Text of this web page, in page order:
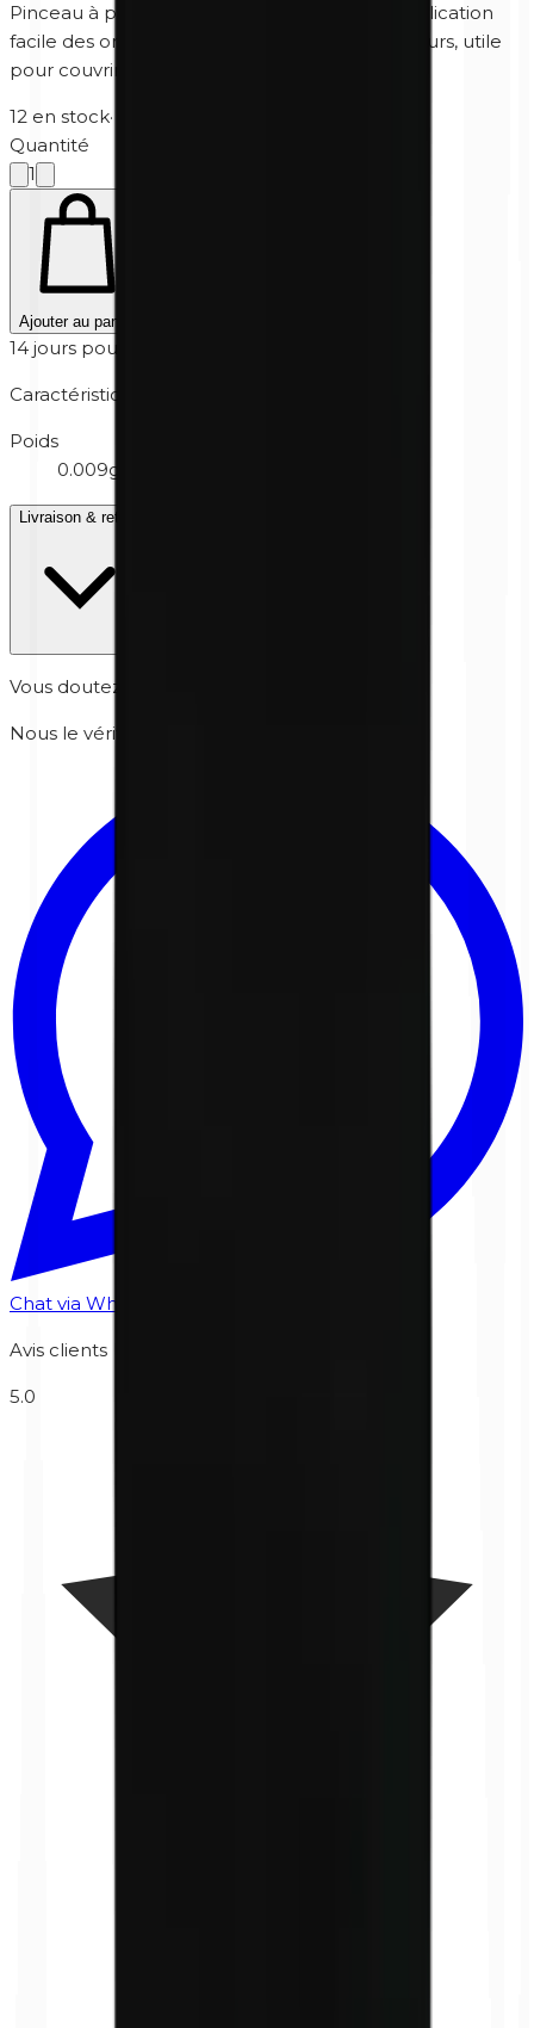
Pinceau à paupières extra-doux pour une application
facile des ombres à paupières et des correcteurs, utile
pour couvrir les petites taches.
12 en stock·
Quantité
1
Ajouter au panier
14 jours pour retourner
Caractéristiques
Poids
0.009g
Livraison & retour
Vous doutez si c'est sûr pour votre peau ?
Nous le vérifions personnellement pour vous.
Chat via WhatsApp
Avis clients
5.0